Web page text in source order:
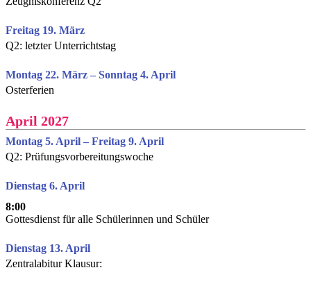
Freitag 19. März
Q2: letzter Unterrichtstag
Montag 22. März – Sonntag 4. April
Osterferien
April 2027
Montag 5. April – Freitag 9. April
Q2: Prüfungsvorbereitungswoche
Dienstag 6. April
8:00
Gottesdienst für alle Schülerinnen und Schüler
Dienstag 13. April
Zentralabitur Klausur: